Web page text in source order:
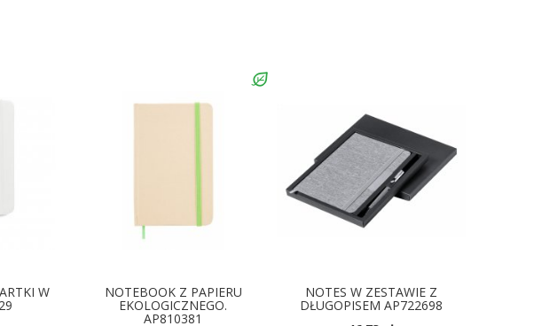
W NOTEBOOK Z PAPIERU
EKOLOGICZNEGO.
AP810381
NOTES W ZESTAWIE Z
DŁUGOPISEM AP722698